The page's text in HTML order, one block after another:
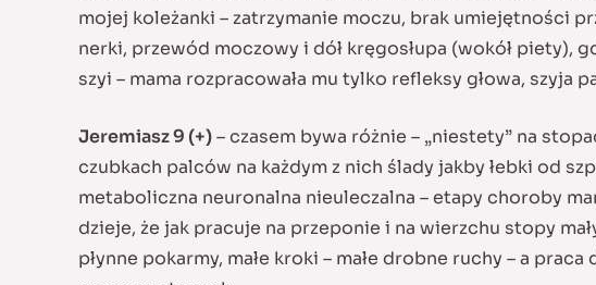
mojej koleżanki – zatrzymanie moczu, brak umiejętności
nerki, przewód moczowy i dół kręgosłupa (wokół piety),
szyi – mama rozpracowała mu tylko refleksy głowa, szyja
Jeremiasz 9 (+)– czasem bywa różnie – „niestety” na
czubkach palców na każdym z nich ślady jakby łebki od
metaboliczna neuronalna nieuleczalna – etapy choroby
dzieje, że jak pracuje na przeponie i na wierzchu stopy
płynne pokarmy, małe kroki – małe drobne ruchy – a